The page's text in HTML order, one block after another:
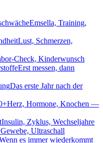
Emsella, Training,
Lust, Schmerzen,
Check, Kinderwunsch
Erst messen, dann
Das erste Jahr nach der
Herz, Hormone, Knochen —
Insulin, Zyklus, Wechseljahre
Ultraschall
es immer wiederkommt